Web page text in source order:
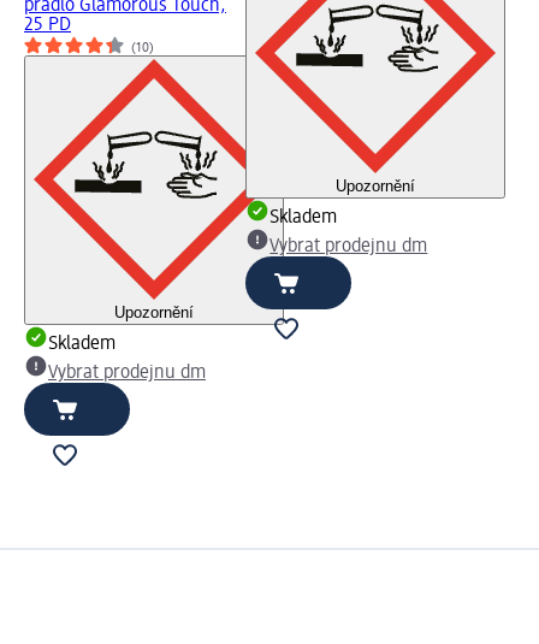
prádlo Glamorous Touch,
25 PD
(10)
Upozornění
Skladem
Vybrat prodejnu dm
Upozornění
Skladem
Vybrat prodejnu dm